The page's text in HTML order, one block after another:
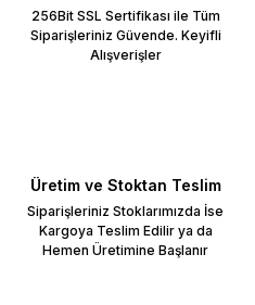
256Bit SSL Sertifikası ile Tüm
Siparişleriniz Güvende. Keyifli
Alışverişler
Üretim ve Stoktan Teslim
Siparişleriniz Stoklarımızda İse
Kargoya Teslim Edilir ya da
Hemen Üretimine Başlanır